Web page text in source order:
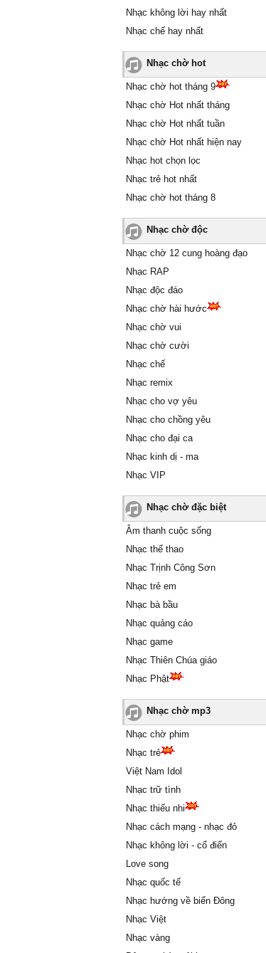
Nhạc không lời hay nhất
Nhạc chế hay nhất
Nhạc chờ hot
Nhạc chờ hot tháng 9
Nhạc chờ Hot nhất tháng
Nhạc chờ Hot nhất tuần
Nhạc chờ Hot nhất hiện nay
Nhạc hot chọn lọc
Nhạc trẻ hot nhất
Nhạc chờ hot tháng 8
Nhạc chờ độc
Nhạc chờ 12 cung hoàng đạo
Nhạc RAP
Nhạc độc đáo
Nhạc chờ hài hước
Nhạc chờ vui
Nhạc chờ cười
Nhạc chế
Nhạc remix
Nhạc cho vợ yêu
Nhạc cho chồng yêu
Nhạc cho đại ca
Nhạc kinh dị - ma
Nhạc VIP
Nhạc chờ đặc biệt
Âm thanh cuộc sống
Nhạc thể thao
Nhạc Trịnh Công Sơn
Nhạc trẻ em
Nhạc bà bầu
Nhạc quảng cáo
Nhạc game
Nhạc Thiên Chúa giáo
Nhạc Phật
Nhạc chờ mp3
Nhạc chờ phim
Nhạc trẻ
Việt Nam Idol
Nhạc trữ tình
Nhạc thiếu nhi
Nhạc cách mạng - nhạc đỏ
Nhạc không lời - cổ điển
Love song
Nhạc quốc tế
Nhạc hướng về biển Đông
Nhạc Việt
Nhạc vàng